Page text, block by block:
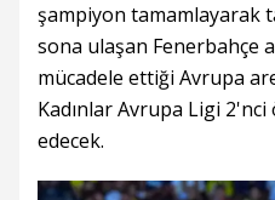
şampiyon tamamlayarak
sona ulaşan Fenerbahçe
mücadele ettiği Avrupa
Kadınlar Avrupa Ligi
edecek.